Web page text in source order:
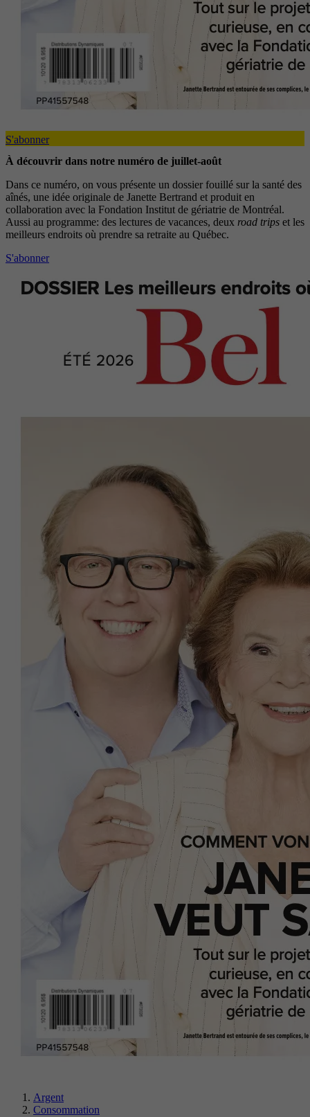
S'abonner
À découvrir dans notre numéro de juillet-août
Dans ce numéro, on vous présente un dossier fouillé sur la santé des
aînés, une idée originale de Janette Bertrand et produit en
collaboration avec la Fondation Institut de gériatrie de Montréal.
Aussi au programme: des lectures de vacances, deux road trips et les
meilleurs endroits où prendre sa retraite au Québec.
S'abonner
Argent
Consommation